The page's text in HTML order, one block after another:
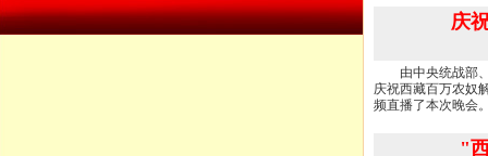
庆
由中央统战部、
庆祝西藏百万农奴
频直播了本次晚会
"